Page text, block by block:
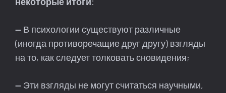
— В психологии существуют различные
(иногда противоречащие друг другу) взгляды
на то, как следует толковать сновидения;
— Эти взгляды не могут считаться научными,